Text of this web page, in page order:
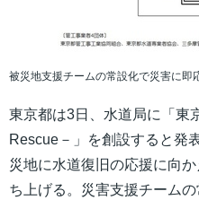
被災地支援チームの常設化で災害に即
東京都は3日、水道局に「東
Rescue－」を創設すると発
災地に水道復旧の応援に向
ち上げる。災害支援チーム